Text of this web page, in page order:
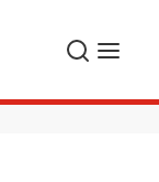
Suche